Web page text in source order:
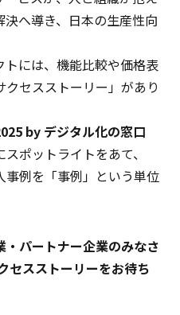
へ導き、日本の生産性向
には、機能比較や価格表
セスストーリー」があり
by デジタル化の窓口
ポットライトをあて、
事例を「事例」という単位
パートナー企業のみなさ
セスストーリーをお待ち